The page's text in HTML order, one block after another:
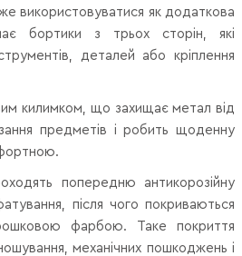
використовуватися як додаткова
бортики з трьох сторін, які
деталей або кріплення
килимком, що захищає метал від
предметів і робить щоденну
попередню антикорозійну
після чого покриваються
фарбою. Таке покриття
механічних пошкоджень і